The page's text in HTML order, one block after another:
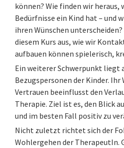
können? Wie finden wir heraus,
Bedürfnisse ein Kind hat – und
ihren Wünschen
diesem Kurs aus, wie wir
aufbauen können spielerisch,
Ein weiterer Schwerpunkt liegt
Bezugspersonen der Kinder.
Vertrauen beeinflusst den
Therapie. Ziel ist es, den Blick
und im besten Fall positiv zu
Nicht zuletzt richtet sich der
Wohlergehen der TherapeutIn.